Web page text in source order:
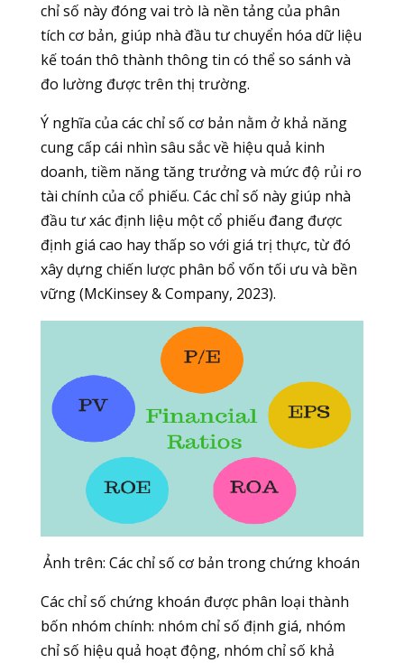
chỉ số này đóng vai trò là nền tảng của phân
tích cơ bản, giúp nhà đầu tư chuyển hóa dữ liệu
kế toán thô thành thông tin có thể so sánh và
đo lường được trên thị trường.
Ý nghĩa của các chỉ số cơ bản nằm ở khả năng
cung cấp cái nhìn sâu sắc về hiệu quả kinh
doanh, tiềm năng tăng trưởng và mức độ rủi ro
tài chính của cổ phiếu. Các chỉ số này giúp nhà
đầu tư xác định liệu một cổ phiếu đang được
định giá cao hay thấp so với giá trị thực, từ đó
xây dựng chiến lược phân bổ vốn tối ưu và bền
vững (McKinsey & Company, 2023).
Ảnh trên: Các chỉ số cơ bản trong chứng khoán
Các chỉ số chứng khoán được phân loại thành
bốn nhóm chính: nhóm chỉ số định giá, nhóm
chỉ số hiệu quả hoạt động, nhóm chỉ số khả